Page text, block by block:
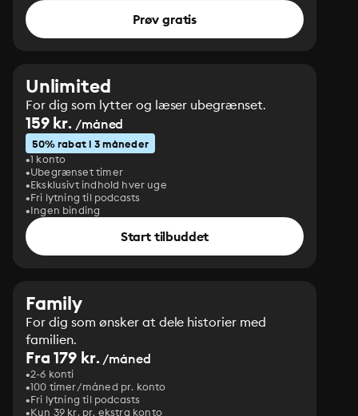
Prøv gratis
Unlimited
For dig som lytter og læser ubegrænset.
159 kr. /måned
50% rabat i 3 måneder
1 konto
Ubegrænset timer
Eksklusivt indhold hver uge
Fri lytning til podcasts
Ingen binding
Start tilbuddet
Family
For dig som ønsker at dele historier med
familien.
Fra 179 kr./måned
2-6 konti
100 timer/måned pr. konto
Fri lytning til podcasts
Kun 39 kr. pr. ekstra konto